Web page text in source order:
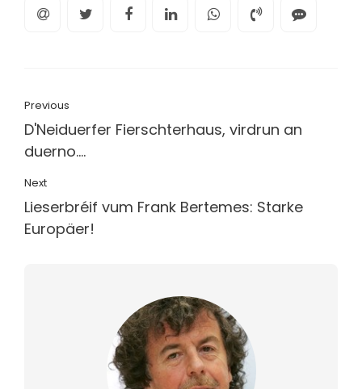
Previous
D'Neiduerfer Fierschterhaus, virdrun an
duerno....
Next
Lieserbréif vum Frank Bertemes: Starke
Europäer!